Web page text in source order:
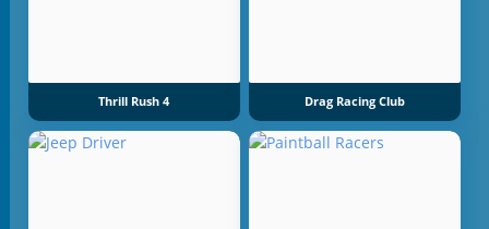
Thrill Rush 4 Drag Racing Club